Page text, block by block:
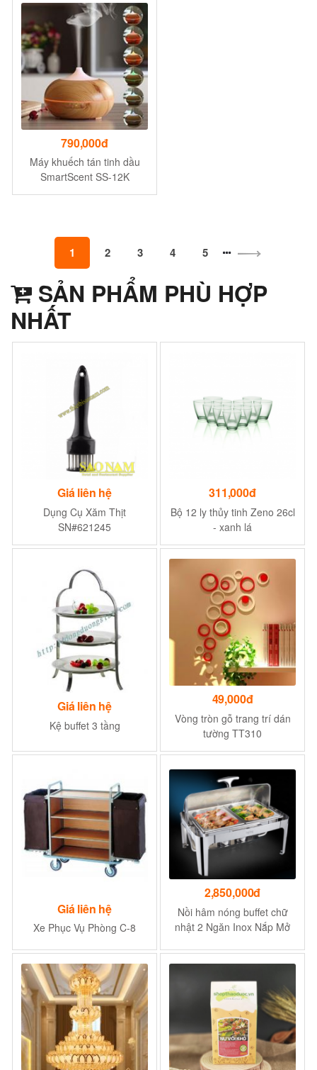
790,000đ
Máy khuếch tán tinh dầu
SmartScent SS-12K
1 2 3 4 5
SẢN PHẨM PHÙ HỢP
NHẤT
Giá liên hệ
Dụng Cụ Xăm Thịt
SN#621245
311,000đ
Bộ 12 ly thủy tinh Zeno 26cl
- xanh lá
Giá liên hệ
Kệ buffet 3 tầng
49,000đ
Vòng tròn gỗ trang trí dán
tường TT310
Giá liên hệ
Xe Phục Vụ Phòng C-8
2,850,000đ
Nồi hâm nóng buffet chữ
nhật 2 Ngăn Inox Nắp Mở